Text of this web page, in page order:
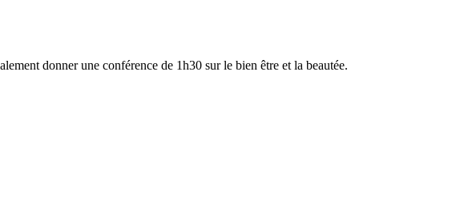
donner une conférence de 1h30 sur le bien être et la beautée.